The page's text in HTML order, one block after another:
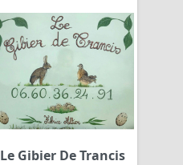
Le Gibier De Trancis